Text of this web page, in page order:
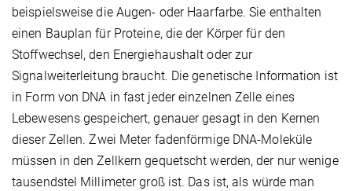
beispielsweise die Augen- oder Haarfarbe. Sie enthalten
einen Bauplan für Proteine, die der Körper für den
Stoffwechsel, den Energiehaushalt oder zur
Signalweiterleitung braucht. Die genetische Information ist
in Form von DNA in fast jeder einzelnen Zelle eines
Lebewesens gespeichert, genauer gesagt in den Kernen
dieser Zellen. Zwei Meter fadenförmige DNA-Moleküle
müssen in den Zellkern gequetscht werden, der nur wenige
tausendstel Millimeter groß ist. Das ist, als würde man